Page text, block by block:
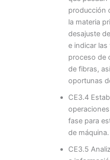
producción
la materia
desajuste
e indicar
proceso de
de fibras,
oportunas
CE3.4
fase para
de máquina.
CE3.5